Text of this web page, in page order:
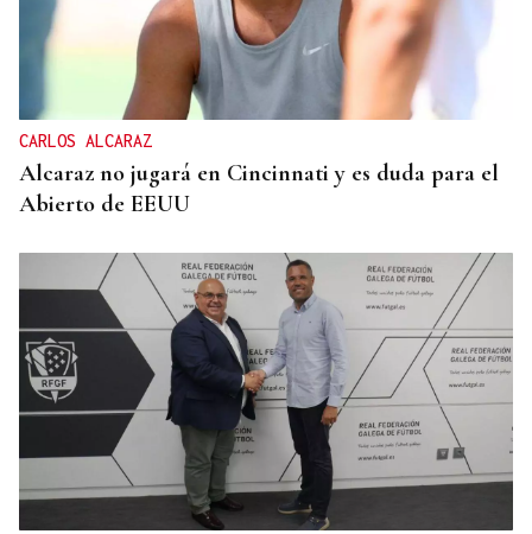
CARLOS ALCARAZ
Alcaraz no jugará en Cincinnati y es duda para el
Abierto de EEUU